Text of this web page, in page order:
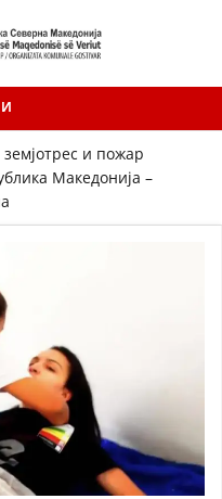
TË KUQ
и пожар
Македонија –